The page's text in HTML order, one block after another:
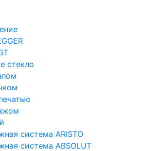
стекло
система ARISTO
система ABSOLUT